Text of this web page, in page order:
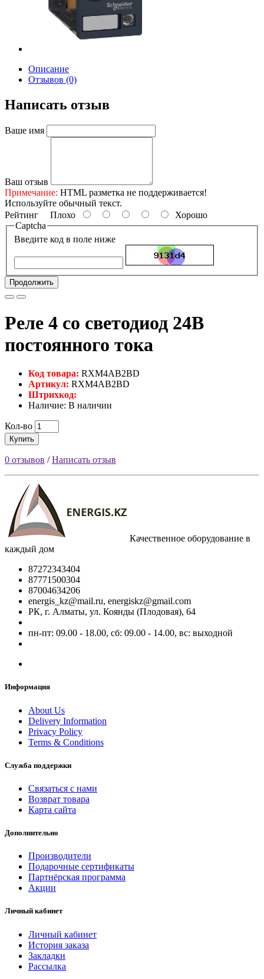
Описание
Отзывов (0)
Написать отзыв
Ваше имя
Ваш отзыв
Примечание: HTML разметка не поддерживается!
Используйте обычный текст.
Рейтинг Плохо
Хорошо
Captcha
Введите код в поле ниже
Продолжить
Реле 4 co светодиод 24В
постоянного тока
Код товара: RXM4AB2BD
Артикул: RXM4AB2BD
Штрихкод:
Наличие: В наличии
Кол-во
Купить
0 отзывов /Написать отзыв
Качественное оборудование в
каждый дом
87272343404
87771500304
87004634206
energis_kz@mail.ru, energiskz@gmail.com
РК, г. Алматы, ул. Коянды (Плодовая), 64
пн-пт: 09.00 - 18.00, сб: 09.00 - 14.00, вс: выходной
Информация
About Us
Delivery Information
Privacy Policy
Terms & Conditions
Служба поддержки
Связаться с нами
Возврат товара
Карта сайта
Дополнительно
Производители
Подарочные сертификаты
Партнёрская программа
Акции
Личный кабинет
Личный кабинет
История заказа
Закладки
Рассылка